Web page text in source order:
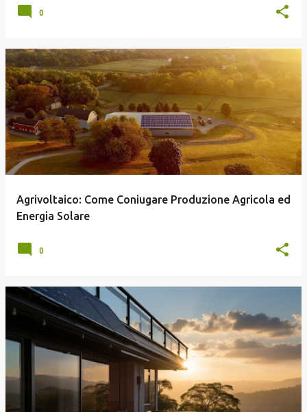
0
Agrivoltaico: Come Coniugare Produzione Agricola ed
Energia Solare
0